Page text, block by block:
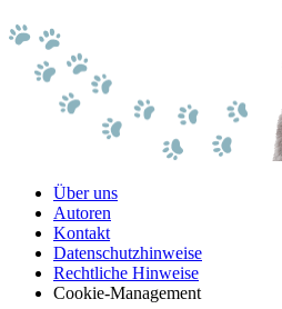
Über uns
Autoren
Kontakt
Datenschutzhinweise
Rechtliche Hinweise
Cookie-Management